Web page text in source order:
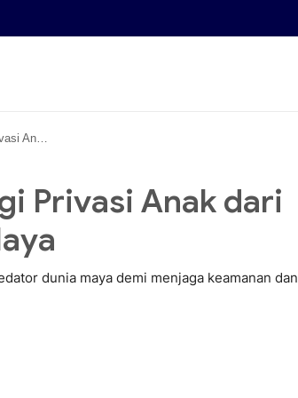
Dunia Maya
Privasi Anak dari
dunia maya demi menjaga keamanan dan
May, 2026